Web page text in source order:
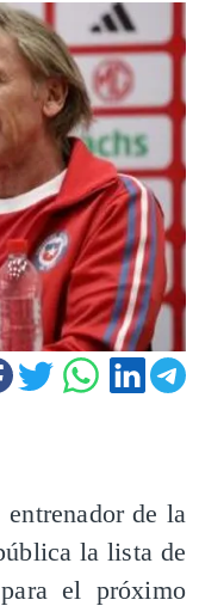
de la
la lista de
el próximo